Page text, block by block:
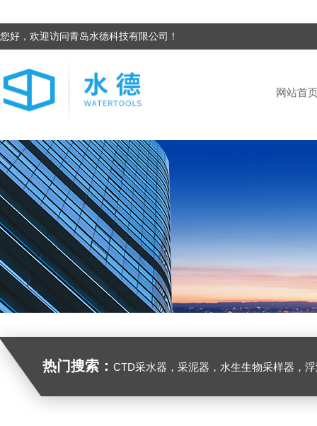
您好，欢迎访问青岛水德科技有限公司！
网站首
热门搜索： CTD采水器，采泥器，水生生物采样器，浮游生物多联采样网，海洋微塑料采样分析系统，浮游动物扫描分析系统，水下颗粒物和浮游动物图像原位采集系